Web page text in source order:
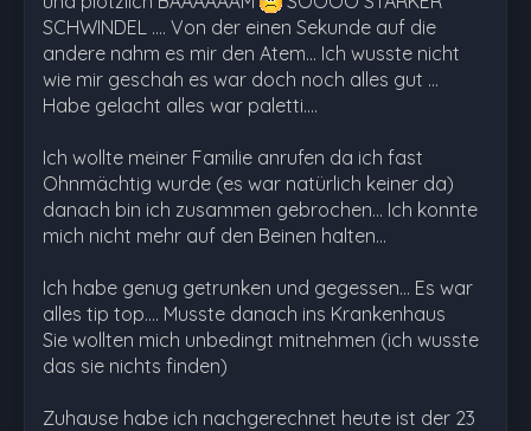
SCHWINDEL .... Von der einen Sekunde auf die
andere nahm es mir den Atem... Ich wusste nicht
wie mir geschah es war doch noch alles gut ...
Habe gelacht alles war paletti....
Ich wollte meiner Familie anrufen da ich fast
Ohnmächtig wurde (es war natürlich keiner da)
danach bin ich zusammen gebrochen... Ich konnte
mich nicht mehr auf den Beinen halten...
Ich habe genug getrunken und gegessen... Es war
alles tip top.... Musste danach ins Krankenhaus
Sie wollten mich unbedingt mitnehmen (ich wusste
das sie nichts finden)
Zuhause habe ich nachgerechnet heute ist der 23